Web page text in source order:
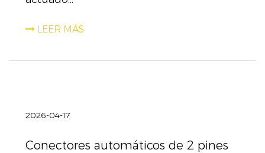
LEER MÁS
2026-04-17
Conectores automáticos de 2 pines